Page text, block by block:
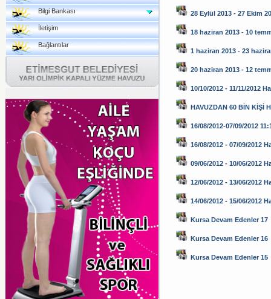
Bilgi Bankası
İletişim
Bağlantılar
28 Eylül 2013 - 27 Ekim
18 haziran 2013 - 10
1 haziran 2013 - 23
20 haziran 2013 - 12
10/10/2012 - 11/11/2012
HAVUZDAN 60 BİN KİŞİ
16/08/2012-07/09/2012
16/08/2012 - 07/09/2012
09/06/2012 - 10/06/2012
12/06/2012 - 13/06/2012
14/06/2012 - 15/06/2012
Kursa Devam Edenler 17
Kursa Devam Edenler 16
Kursa Devam Edenler 15